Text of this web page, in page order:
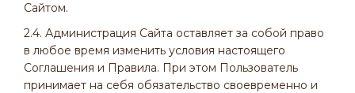
Сайтом.
2.4. Администрация Сайта оставляет за собой право
в любое время изменить условия настоящего
Соглашения и Правила. При этом Пользователь
принимает на себя обязательство своевременно и